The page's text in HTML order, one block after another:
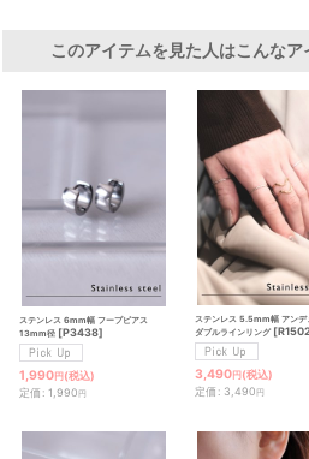
このアイテムを見た人はこんな
ステンレス 6mm幅 フープピアス
13mm径 [P3438]
1,990円 (税込)
定価 : 1,990円
ステンレス 5.5mm幅 アンデ
ダブルラインリング [R1502
3,490円(税込)
定価 : 3,490 円